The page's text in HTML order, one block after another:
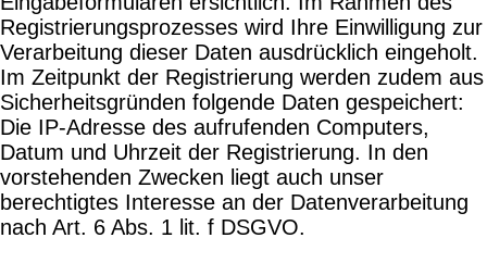
Registrierungsprozesses wird Ihre Einwilligung zur
Verarbeitung dieser Daten ausdrücklich eingeholt.
Im Zeitpunkt der Registrierung werden zudem aus
Sicherheitsgründen folgende Daten gespeichert:
Die IP-Adresse des aufrufenden Computers,
Datum und Uhrzeit der Registrierung. In den
vorstehenden Zwecken liegt auch unser
berechtigtes Interesse an der Datenverarbeitung
nach Art. 6 Abs. 1 lit. f DSGVO.